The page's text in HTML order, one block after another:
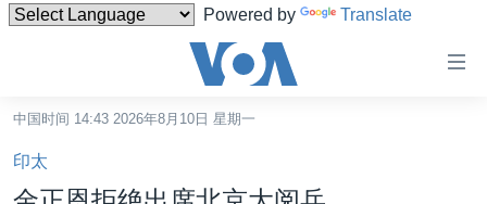
Powered by Translate
碍
链
接
中国时间 14:43 2026年8月10日 星期一
印太